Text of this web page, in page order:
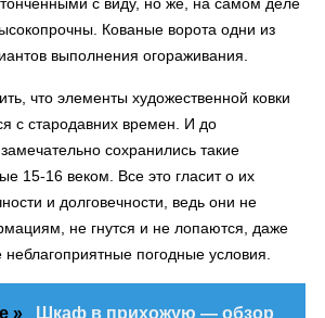
Кованые ворота одни из
выполнения огораживания.
что элементы художественной ковки
с стародавних времен. И до
сохранились такие
15-16 веком. Все это гласит о их
и долговечности, ведь они не
не гнутся и не лопаются, даже
погодные условия.
»
Шкаф в прихожую — обзор